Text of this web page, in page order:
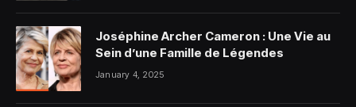
Joséphine Archer Cameron : Une Vie au
Sein d’une Famille de Légendes
January 4, 2025